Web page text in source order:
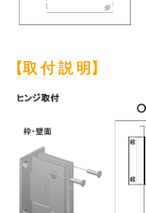
【取 付 説 明】